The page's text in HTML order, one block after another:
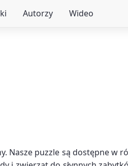
Autorzy Wideo
Nasze puzzle są dostępne w